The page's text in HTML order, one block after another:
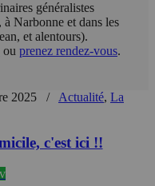
généralistes
Narbonne et dans les
et alentours).
ou prenez rendez-vous.
2025 / Actualité, La
c'est ici !!